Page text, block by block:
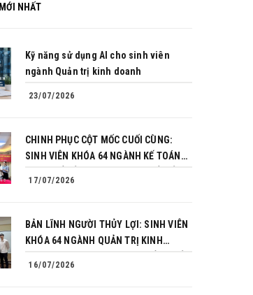
MỚI NHẤT
Kỹ năng sử dụng AI cho sinh viên
ngành Quản trị kinh doanh
23/07/2026
CHINH PHỤC CỘT MỐC CUỐI CÙNG:
SINH VIÊN KHÓA 64 NGÀNH KẾ TOÁN
17/07/2026
BẢN LĨNH NGƯỜI THỦY LỢI: SINH VIÊN
KHÓA 64 NGÀNH QUẢN TRỊ KINH
16/07/2026